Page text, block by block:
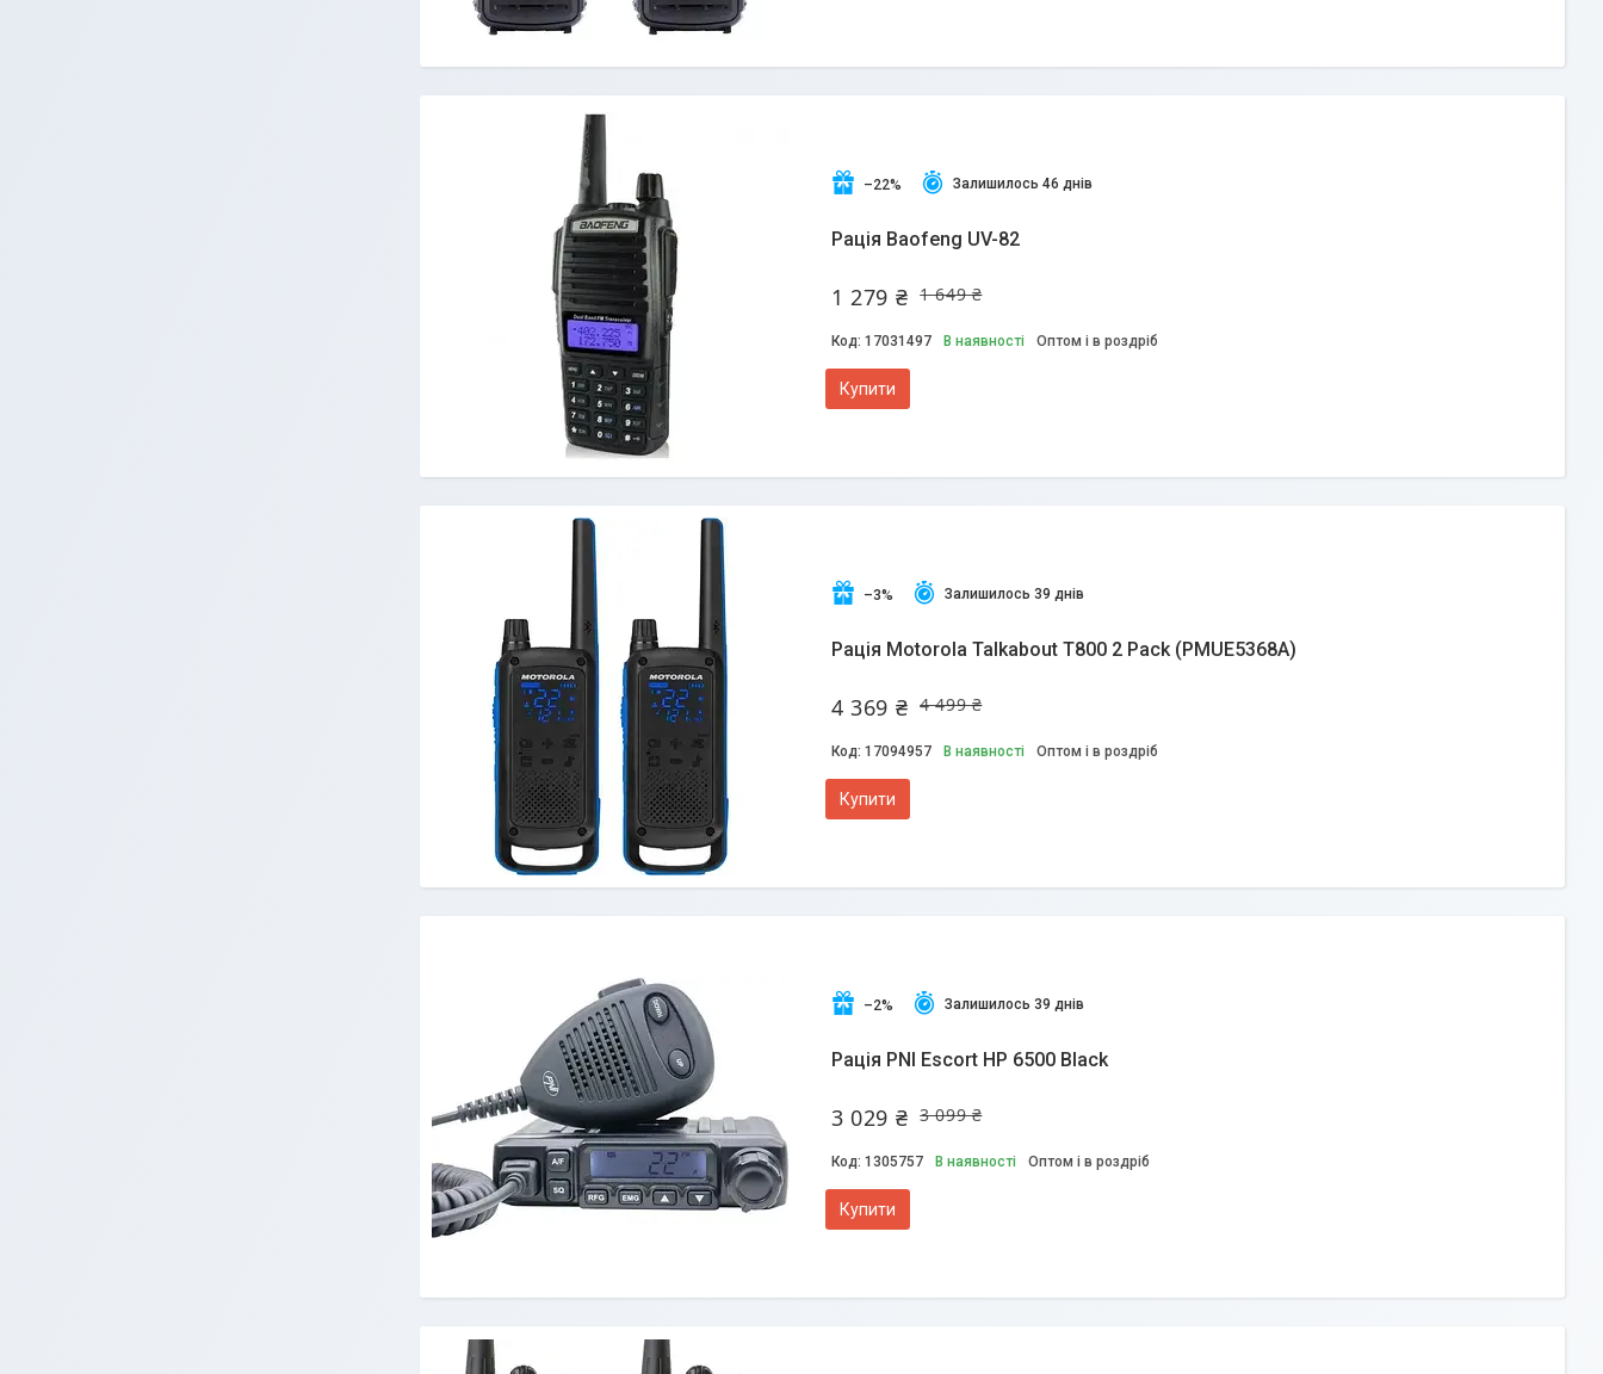
–22% Залишилось 46 днів
Рація Baofeng UV-82
1 649 ₴
1 279 ₴
17031497 В наявності Оптом і в роздріб
Купити
–3% Залишилось 39 днів
Рація Motorola Talkabout T800 2 Pack (PMUE5368A)
4 499 ₴
4 369 ₴
17094957 В наявності Оптом і в роздріб
Купити
–2% Залишилось 39 днів
Рація PNI Escort HP 6500 Black
3 099 ₴
3 029 ₴
1305757 В наявності Оптом і в роздріб
Купити